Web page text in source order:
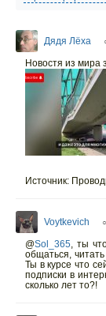
Дядя Лёха
Новостя из мира
Источник:
Voytkevich
@Sol_365, ты
общаться,
Ты в курсе что
подписки в
сколько лет то?!